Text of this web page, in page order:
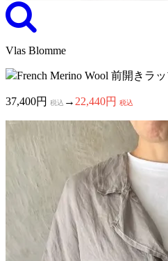
Vlas Blomme
French Merino Wool 前開きラ
37,400円 税込 → 22,440円 税込